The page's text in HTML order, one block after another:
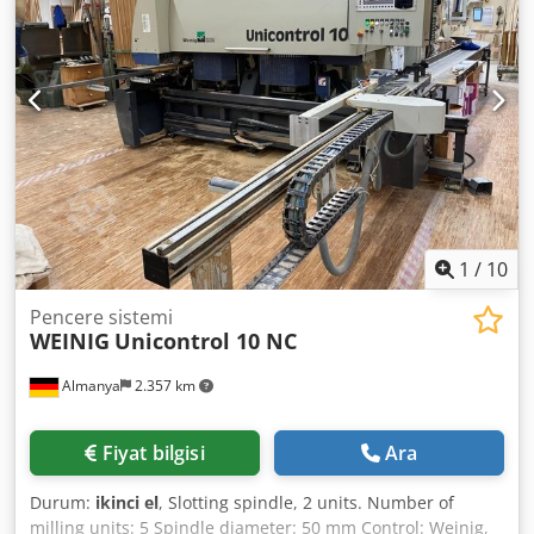
paketi Pencere otomasyonu ile aynı yönde dönme
mekanizması, küçük kanat genişliklerinin çevrilmesi için
Küçük kanat genişliklerinin çevrilmesi için çevirme arabası
Elektrik panosunda klima cihazı PC kontrol sistemi NEXUS
Otomatik çevirme sistemi Lamela taşıyıcı, iş parçalarını
operatöre geri taşımak için taşıma bandı dahil (teknik
özellikler üreticiye aittir - garanti dışıdır).
1 / 10
Almanya 2.357 km
Pencere sistemi
WEINIG Unicontrol 10 NC
Fiyat bilgisi Ara
Durum: ikinci el, Slotting spindle, 2 units. Number of
milling units: 5 Spindle diameter: 50 mm Control: Weinig,